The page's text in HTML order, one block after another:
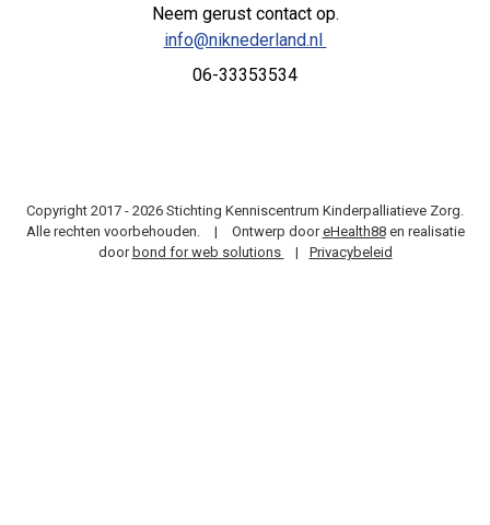
Neem gerust contact op.
info@niknederland.nl
06-33353534
Copyright 2017 - 2026 Stichting Kenniscentrum Kinderpalliatieve Zorg.
Alle rechten voorbehouden.
| Ontwerp dooreHealth88en realisatie
door bond for web solutions | Privacybeleid